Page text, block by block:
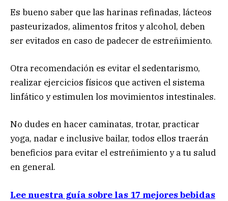
Es bueno saber que las harinas refinadas, lácteos
pasteurizados, alimentos fritos y alcohol, deben
ser evitados en caso de padecer de estreñimiento.
Otra recomendación es evitar el sedentarismo,
realizar ejercicios físicos que activen el sistema
linfático y estimulen los movimientos intestinales.
No dudes en hacer caminatas, trotar, practicar
yoga, nadar e inclusive bailar, todos ellos traerán
beneficios para evitar el estreñimiento y a tu salud
en general.
Lee nuestra guía sobre las 17 mejores bebidas